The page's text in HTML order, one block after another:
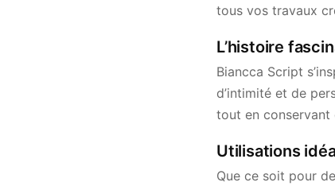
tous vos travaux
L’histoire
Biancca Script
d’intimité et de
tout en conservant
Utilisations
Que ce soit pour